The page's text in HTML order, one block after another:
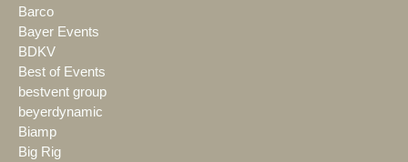
Barco
Bayer Events
BDKV
Best of Events
bestvent group
beyerdynamic
Biamp
Big Rig